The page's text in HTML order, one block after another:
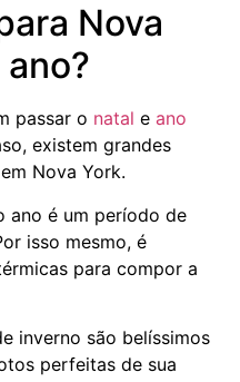
Nova
passar o natal e ano
existem grandes
Nova York.
ano é um período de
isso mesmo, é
para compor a
inverno são belíssimos
perfeitas de sua